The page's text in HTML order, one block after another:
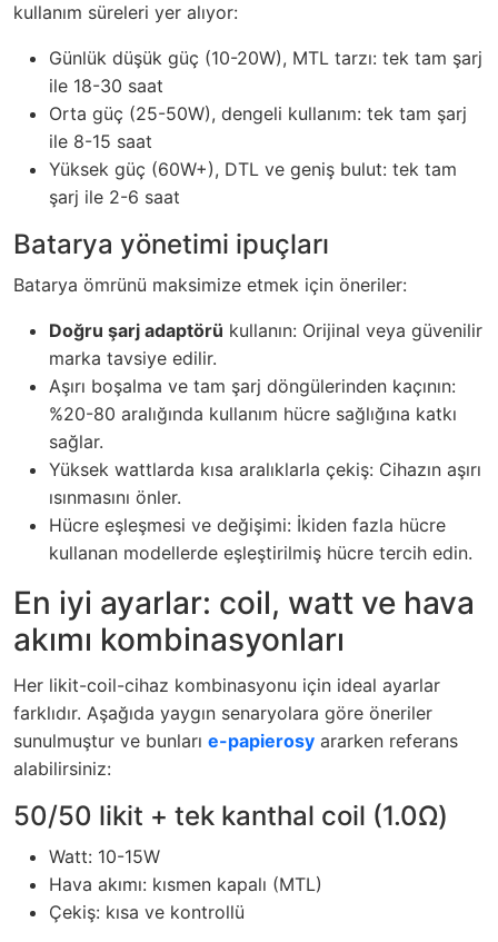
kullanım süreleri yer alıyor:
Günlük düşük güç (10-20W), MTL tarzı: tek tam şarj
ile 18-30 saat
Orta güç (25-50W), dengeli kullanım: tek tam şarj
ile 8-15 saat
Yüksek güç (60W+), DTL ve geniş bulut: tek tam
şarj ile 2-6 saat
Batarya yönetimi ipuçları
Batarya ömrünü maksimize etmek için öneriler:
Doğru şarj adaptörü kullanın: Orijinal veya güvenilir
marka tavsiye edilir.
Aşırı boşalma ve tam şarj döngülerinden kaçının:
%20-80 aralığında kullanım hücre sağlığına katkı
sağlar.
Yüksek wattlarda kısa aralıklarla çekiş: Cihazın aşırı
ısınmasını önler.
Hücre eşleşmesi ve değişimi: İkiden fazla hücre
kullanan modellerde eşleştirilmiş hücre tercih edin.
En iyi ayarlar: coil, watt ve hava
akımı kombinasyonları
Her likit-coil-cihaz kombinasyonu için ideal ayarlar
farklıdır. Aşağıda yaygın senaryolara göre öneriler
sunulmuştur ve bunları e-papierosy ararken referans
alabilirsiniz:
50/50 likit + tek kanthal coil (1.0Ω)
Watt: 10-15W
Hava akımı: kısmen kapalı (MTL)
Çekiş: kısa ve kontrollü